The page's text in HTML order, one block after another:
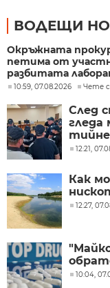
ВОДЕЩИ
Окръжната
петима от
разбитата
10:59, 07.08.2026 Чете
След
гледа
12:21,
Как
12:27,
10:04,